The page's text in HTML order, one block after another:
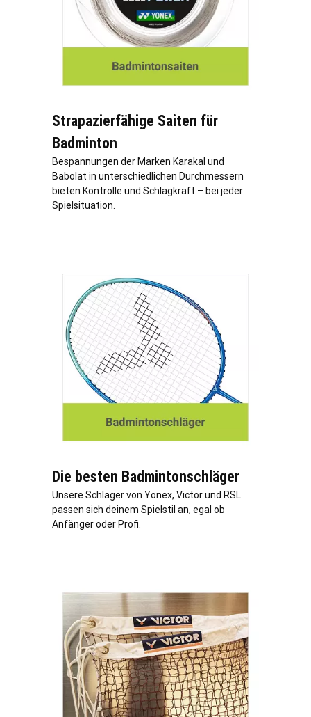
Strapazierfähige Saiten für
Badminton
Bespannungen der Marken Karakal und
Babolat in unterschiedlichen Durchmessern
bieten Kontrolle und Schlagkraft – bei jeder
Spielsituation.
Die besten Badmintonschläger
Unsere Schläger von Yonex, Victor und RSL
passen sich deinem Spielstil an, egal ob
Anfänger oder Profi.